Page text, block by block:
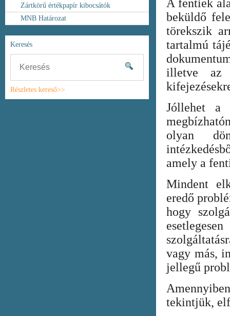
Zártkörű értékpapír kibocsátók
MNB Határozat
Keresés
Részletes kereső>>
A fentiek
beküldő
törekszik
tartalmú
illetve az
Jóllehet a
olyan
amely a
Mindent
eredő
hogy
vagy más,
jellegű
tekintjük,